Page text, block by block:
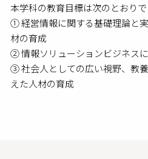
本学科の教育目標は次のとおりで
① 経営情報に関する基礎理論と
材の育成
② 情報ソリューションビジネス
③ 社会人としての広い視野、教
えた人材の育成